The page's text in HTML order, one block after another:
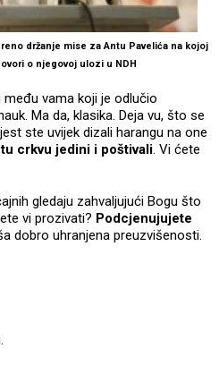
držanje mise za Antu Pavelića na kojoj
o njegovoj ulozi u NDH
vama koji je odlučio
Ma da, klasika. Deja vu, što se
ste uvijek dizali harangu na one
crkvu jedini i poštivali. Vi ćete
gledaju zahvaljujući Bogu što
vi prozivati? Podcjenujujete
dobro uhranjena preuzvišenosti.